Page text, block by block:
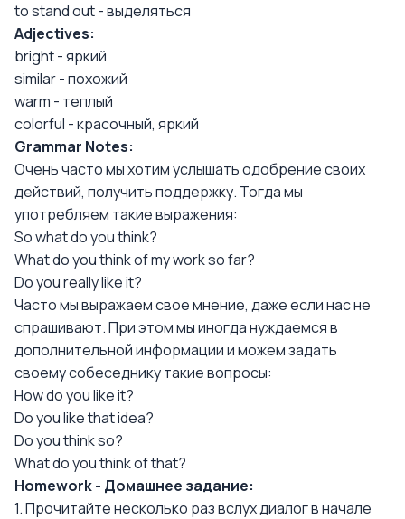
to stand out - выделяться
Adjectives:
bright - яркий
similar - похожий
warm - теплый
colorful - красочный, яркий
Grammar Notes:
Очень часто мы хотим услышать одобрение своих
действий, получить поддержку. Тогда мы
употребляем такие выражения:
So what do you think?
What do you think of my work so far?
Do you really like it?
Часто мы выражаем свое мнение, даже если нас не
спрашивают. При этом мы иногда нуждаемся в
дополнительной информации и можем задать
своему собеседнику такие вопросы:
How do you like it?
Do you like that idea?
Do you think so?
What do you think of that?
Homework - Домашнее задание:
1. Прочитайте несколько раз вслух диалог в начале